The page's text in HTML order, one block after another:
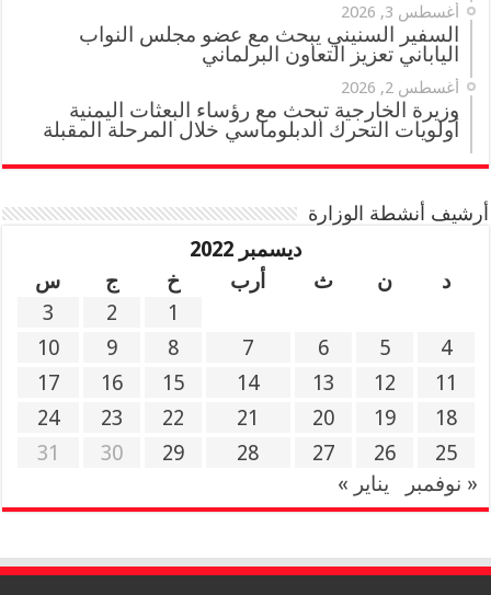
أغسطس 3, 2026
السفير السنيني يبحث مع عضو مجلس النواب
الياباني تعزيز التعاون البرلماني
أغسطس 2, 2026
وزيرة الخارجية تبحث مع رؤساء البعثات اليمنية
أولويات التحرك الدبلوماسي خلال المرحلة المقبلة
أرشيف أنشطة الوزارة
ديسمبر 2022
د
ن ث أرب خ ج
س
1
2
3
4
5
6
7
8
9
10
11
12
13
14
15
16
17
18
19
20
21
22
23
24
25
26
27
28
29
30
31
« نوفمبر
يناير »